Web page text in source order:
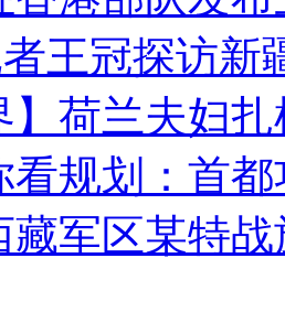
王冠探访新
】荷兰夫妇
看规划：首
藏军区某特